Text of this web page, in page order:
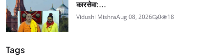
कारसेवा:...
Vidushi MishraAug 08, 2026 0 18
Tags